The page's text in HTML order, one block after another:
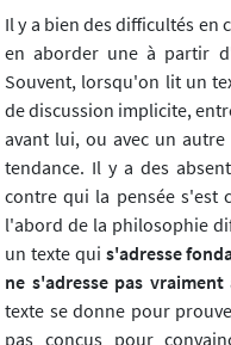
Il y a bien des difficultés en
en aborder une à partir
Souvent, lorsqu'on lit un
de discussion implicite,
avant lui, ou avec un
tendance. Il y a des
contre qui la pensée s'est
l'abord de la philosophie
un texte qui s'adresse
ne s'adresse pas vraiment
texte se donne pour
pas conçus pour